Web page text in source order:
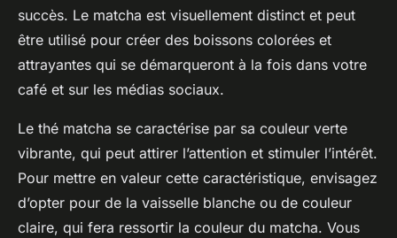
succès. Le matcha est visuellement distinct et peut
être utilisé pour créer des boissons colorées et
attrayantes qui se démarqueront à la fois dans votre
café et sur les médias sociaux.
Le thé matcha se caractérise par sa couleur verte
vibrante, qui peut attirer l’attention et stimuler l’intérêt.
Pour mettre en valeur cette caractéristique, envisagez
d’opter pour de la vaisselle blanche ou de couleur
claire, qui fera ressortir la couleur du matcha. Vous